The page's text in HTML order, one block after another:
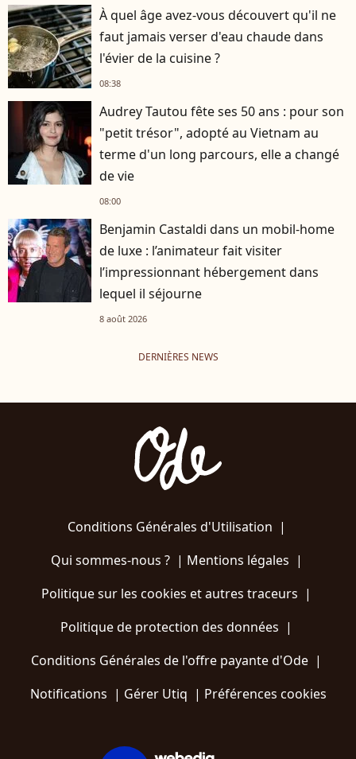
À quel âge avez-vous découvert qu'il ne
faut jamais verser d'eau chaude dans
l'évier de la cuisine ?
08:38
Audrey Tautou fête ses 50 ans : pour son
"petit trésor", adopté au Vietnam au
terme d'un long parcours, elle a changé
de vie
08:00
Benjamin Castaldi dans un mobil-home
de luxe : l’animateur fait visiter
l’impressionnant hébergement dans
lequel il séjourne
8 août 2026
DERNIÈRES NEWS
Conditions Générales d'Utilisation |
Qui sommes-nous ?| Mentions légales |
Politique sur les cookies et autres traceurs |
Politique de protection des données |
Conditions Générales de l'offre payante d'Ode |
Notifications | Gérer Utiq | Préférences cookies